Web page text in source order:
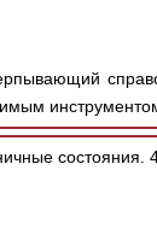
состояния.